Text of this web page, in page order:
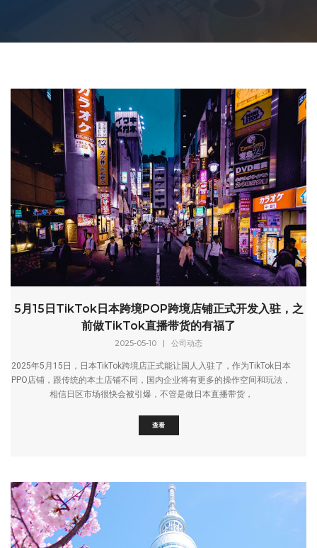
5月15日TikTok日本跨境POP跨境店铺正式开发入驻，之
前做TikTok直播带货的有福了
2025-05-10 | 公司动态
2025年5月15日，日本TikTok跨境店正式能让国人入驻了，作为TikTok日本
PPO店铺，跟传统的本土店铺不同，国内企业将有更多的操作空间和玩法，
相信日区市场很快会被引爆，不管是做日本直播带货，
查看